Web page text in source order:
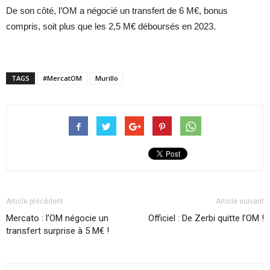
De son côté, l’OM a négocié un transfert de 6 M€, bonus
compris, soit plus que les 2,5 M€ déboursés en 2023.
TAGS #MercatOM Murillo
Article précédent
Mercato : l’OM négocie un
transfert surprise à 5 M€ !
Article suivant
Officiel : De Zerbi quitte l’OM !